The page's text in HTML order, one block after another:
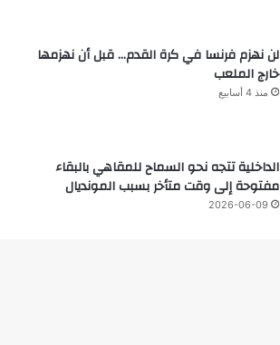
لن نهزم فرنسا في كرة القدم… قبل أن نهزمها
خارج الملعب
منذ 4 أسابيع
الداخلية تتجه نحو السماح للمقاهي بالبقاء
مفتوحة إلى وقت متأخر بسبب المونديال
2026-06-09